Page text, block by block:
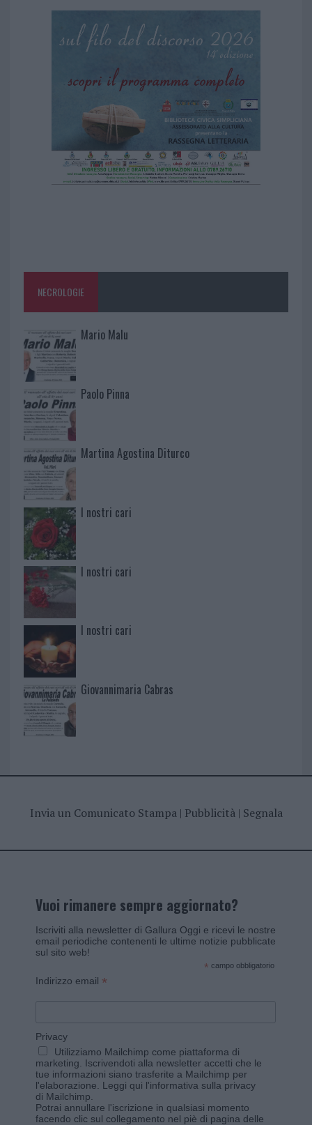
NECROLOGIE
Mario Malu
Paolo Pinna
Martina Agostina Diturco
I nostri cari
I nostri cari
I nostri cari
Giovannimaria Cabras
Invia un Comunicato Stampa| Pubblicità| Segnala
Vuoi rimanere sempre aggiornato?
Iscriviti alla newsletter di Gallura Oggi e ricevi le nostre
email periodiche contenenti le ultime notizie pubblicate
sul sito web!
* campo obbligatorio
Indirizzo email *
Privacy
Utilizziamo Mailchimp come piattaforma di
marketing. Iscrivendoti alla newsletter accetti che le
tue informazioni siano trasferite a Mailchimp per
l'elaborazione. Leggi qui l'informativa sulla privacy
di Mailchimp
Potrai annullare l'iscrizione in qualsiasi momento
facendo clic sul collegamento nel piè di pagina delle